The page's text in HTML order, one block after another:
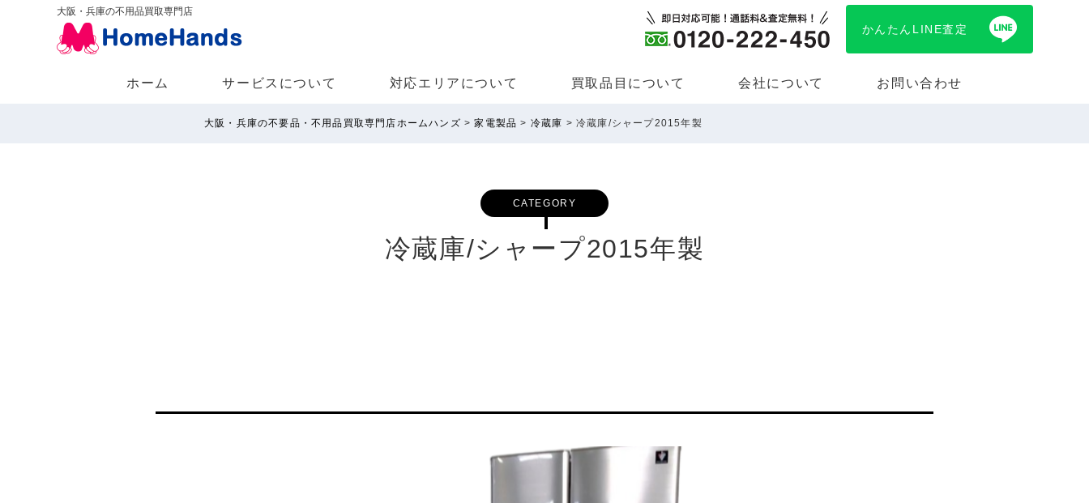
大阪・兵庫の不用品買取専門店
かんたんLINE査定
ホーム サービスについて 対応エリアについて 買取品⽬について 会社について お問い合わせ
大阪・兵庫の不要品・不用品買取専門店ホームハンズ >家電製品 > 冷蔵庫 >冷蔵庫/シャープ2015年製
CATEGORY
冷蔵庫/シャープ2015年製